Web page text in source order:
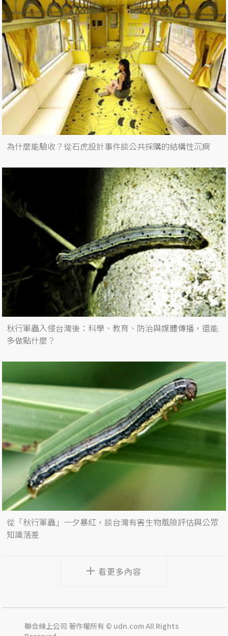
為什麼能驗收？從石虎設計事件談公共採購的結構性沉痾
秋行軍蟲入侵台灣後：科學、教育、防治與媒體傳播，還能
多做點什麼？
從「秋行軍蟲」一夕暴紅，談台灣有害生物風險評估與公眾
知識落差
看更多內容
聯合線上公司 著作權所有 © udn.com All Rights